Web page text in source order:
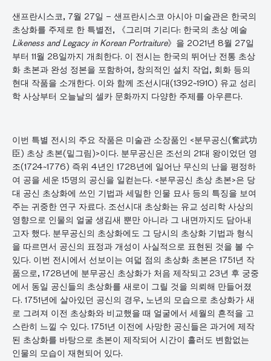
샌프란시스코, 7월 27일 – 샌프란시스코 아시아 미술관은 한국의
초상화를 주제로 한 특별전, 《그리며 기리다: 한국의 초상 예술
Likeness and Legacy in Korean Portraiture》을 2021년 8월 27일
부터 11월 28일까지 개최한다. 이 전시는 한국의 뛰어난 전통 초상
화 초본과 완성 정본을 포함하여, 창의적인 설치 작업, 회화 등의
현대 작품을 소개한다. 이와 함께 조선시대(1392~1910) 유교 성리
학 사상부터 오늘날의 셀카 문화까지 다양한 주제를 아우른다.
이번 특별 전시의 주요 작품은 미술관 소장품인 <분무공신(奮武功
臣) 초상 초본(밑그림)>이다. 분무공신은 조선의 21대 왕이었던 영
조(1724~1776) 즉위 4년인 1728년에 일어난 무신의 난을 평정하
여 공을 세운 15명의 공신을 일컫는다. <분무공신 초상 초본>은 당
대 공신 초상화에 쓰인 기법과 세밀한 인물 묘사 등의 특징을 보여
주는 귀중한 연구 자료다. 조선시대 초상화는 유교 성리학 사상의
영향으로 인물의 얼굴 생김새 뿐만 아니라 그 내면까지도 담아내
고자 했다. 분무공신의 초상화에도 그 당시의 초상화 기법과 형식
을 따르면서 공신의 표정과 개성이 사실적으로 표현된 것을 볼 수
있다. 이번 전시에서 선보이는 여덟 점의 초상화 초본은 1751년 작
품으로, 1728년에 분무공신 초상화가 처음 제작되고 23년 후 궁중
에서 동일 공신들의 초상화를 새로이 그릴 것을 의뢰해 만들어졌
다. 1751년에 살아있던 공신의 경우, 노년의 모습으로 초상화가 새
로 그려져 이전 초상화와 비교했을 때 얼굴에서 세월의 흔적을 고
스란히 느낄 수 있다. 1751년 이전에 사망한 공신들은 과거에 제작
된 초상화를 바탕으로 초본이 제작되어 시간이 흘러도 변함없는
인물의 모습이 재현되어 있다.